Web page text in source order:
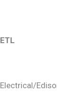
ETL
Electrical/